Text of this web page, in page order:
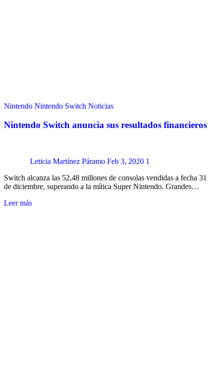
Nintendo Nintendo Switch Noticias
Nintendo Switch anuncia sus resultados financieros
Leticia Martínez Páramo Feb 3, 2020 1
Switch alcanza las 52,48 millones de consolas vendidas a fecha 31
de diciembre, superando a la mítica Super Nintendo. Grandes…
Leer más